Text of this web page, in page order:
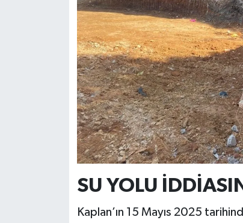
SU YOLU
Kaplan’ın 15 Mayıs 2025